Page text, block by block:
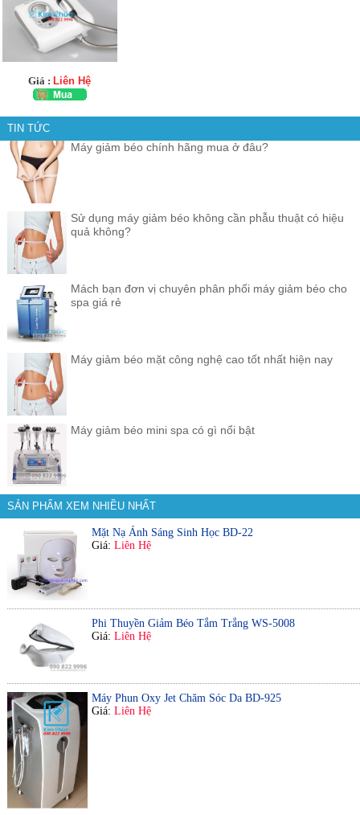
Giá : Liên Hệ
TIN TỨC
Máy giảm béo chính hãng mua ở đâu?
Sử dụng máy giảm béo không cần phẫu thuật có hiệu
quả không?
Mách bạn đơn vị chuyên phân phối máy giảm béo cho
spa giá rẻ
Máy giảm béo mặt công nghệ cao tốt nhất hiện nay
Máy giảm béo mini spa có gì nổi bật
SẢN PHẨM XEM NHIỀU NHẤT
Mặt Nạ Ánh Sáng Sinh Học BD-22
Giá: Liên Hệ
Phi Thuyền Giảm Béo Tắm Trắng WS-5008
Giá: Liên Hệ
Máy Phun Oxy Jet Chăm Sóc Da BD-925
Giá: Liên Hệ